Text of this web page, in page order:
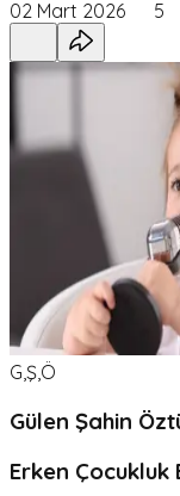
02 Mart 2026 5
G,Ş,Ö
Gülen Şahin
Erken Çocukluk